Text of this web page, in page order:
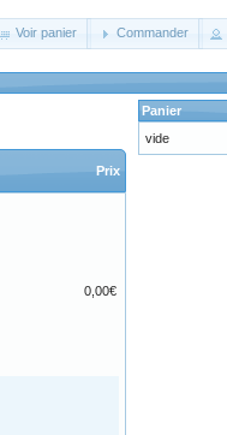
Voir panier Commander
Prix
0,00€
Panier
vide